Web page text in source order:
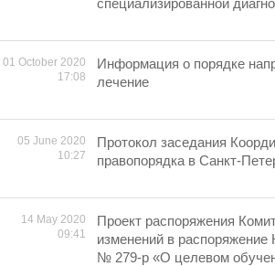
специализированной
01 October 2020
17:08
Информация о порядке
лечение
05 June 2020
10:27
Протокол заседания
правопорядка в Санкт-
14 May 2020
09:41
Проект распоряжения
изменений в распоряжение
№ 279-р «О целевом